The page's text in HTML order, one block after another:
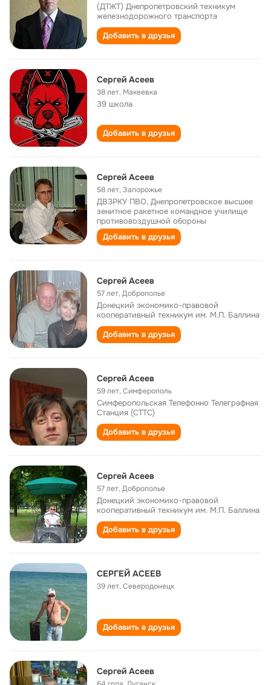
(ДТЖТ) Днепропетровский техникум
железнодорожного транспорта
Добавить в друзья
Сергей Асеев
38 лет, Макеевка
39 школа
Добавить в друзья
Сергей Асеев
58 лет,Запорожье
ДВЗРКУ ПВО, Днепропетровское высшее
зенитное ракетное командное училище
противовоздушной обороны
Добавить в друзья
Сергей Асеев
57 лет,Доброполье
Донецкий экономико-правовой
кооперативный техникум им. М.П. Баллина
Добавить в друзья
Сергей Асеев
59 лет,Симферополь
Симферопольская Телефонно Телеграфная
Станция (СТТС)
Добавить в друзья
Cергей Асеев
57 лет,Доброполье
Донецкий экономико-правовой
кооперативный техникум им. М.П. Баллина
Добавить в друзья
СЕРГЕЙ АСЕЕВ
39 лет,Северодонецк
Добавить в друзья
Сергей Асеев